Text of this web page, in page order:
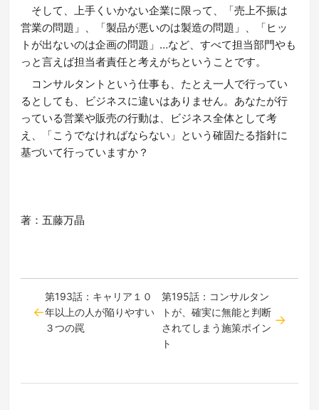
そして、上手くいかない企業に限って、「売上不振は
営業の問題」、「製品が悪いのは製造の問題」、「ヒッ
トが出ないのは企画の問題」…など、すべて担当部門やも
っと言えば担当者責任と考えがちということです。
コンサルタントという仕事も、たとえ一人で行ってい
るとしても、ビジネスに違いはありません。あなたが行
っている営業や販売の行動は、ビジネス全体として考
え、「こうでなければならない」という確固たる指針に
基づいて行っていますか？
著：五藤万晶
第193話：キャリア１０
年以上の人が陥りやすい
３つの罠
第195話：コンサルタン
トが、確実に無能と判断
されてしまう施策ポイン
ト